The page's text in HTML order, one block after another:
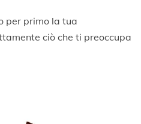
per primo la tua
ciò che ti preoccupa